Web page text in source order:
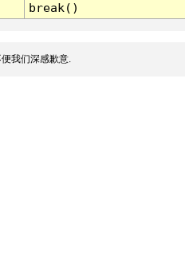
break()
我们深感歉意.